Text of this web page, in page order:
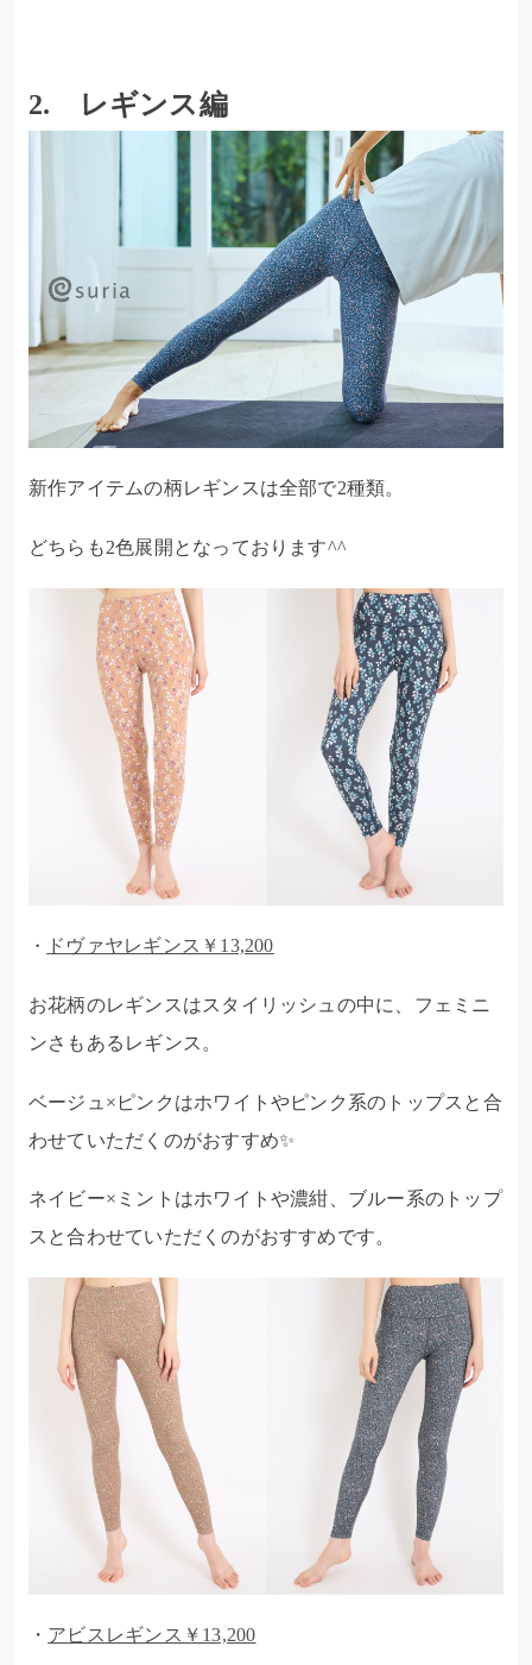
2. レギンス編
新作アイテムの柄レギンスは全部で2種類。
どちらも2色展開となっております^^
・ ドヴァヤレギンス￥13,200
お花柄のレギンスはスタイリッシュの中に、フェミニ
ンさもあるレギンス。
ベージュ×ピンクはホワイトやピンク系のトップスと合
わせていただくのがおすすめ✨
ネイビー×ミントはホワイトや濃紺、ブルー系のトップ
スと合わせていただくのがおすすめです。
・ アビスレギンス￥13,200